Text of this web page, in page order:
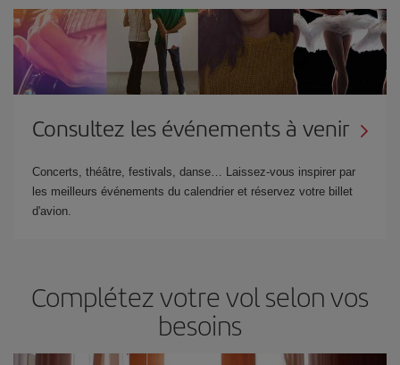
Consultez les événements à venir
Concerts, théâtre, festivals, danse… Laissez-vous inspirer par
les meilleurs événements du calendrier et réservez votre billet
d'avion.
Complétez votre vol selon vos
besoins